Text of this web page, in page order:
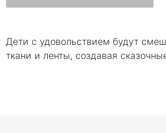
Дети с удовольствием будут
ткани и ленты, создавая